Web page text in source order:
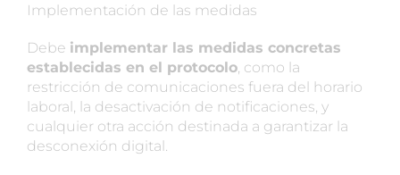
Implementación de las medidas
Debe implementar las medidas concretas
establecidas en el protocolo, como la
restricción de comunicaciones fuera del horario
laboral, la desactivación de notificaciones, y
cualquier otra acción destinada a garantizar la
desconexión digital.